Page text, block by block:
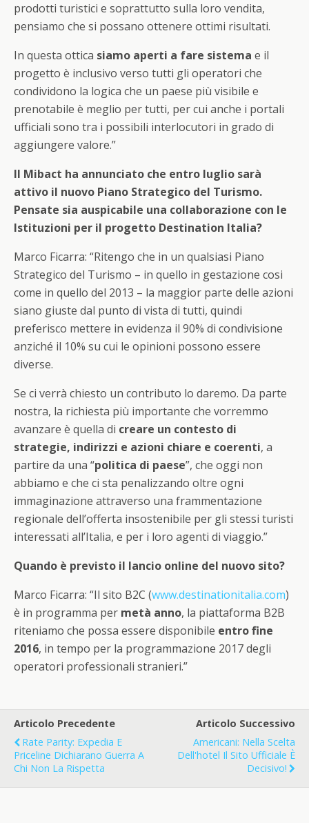
prodotti turistici e soprattutto sulla loro vendita,
pensiamo che si possano ottenere ottimi risultati.
In questa ottica siamo aperti a fare sistema e il
progetto è inclusivo verso tutti gli operatori che
condividono la logica che un paese più visibile e
prenotabile è meglio per tutti, per cui anche i portali
ufficiali sono tra i possibili interlocutori in grado di
aggiungere valore.”
Il Mibact ha annunciato che entro luglio sarà
attivo il nuovo Piano Strategico del Turismo.
Pensate sia auspicabile una collaborazione con le
Istituzioni per il progetto Destination Italia?
Marco Ficarra: “Ritengo che in un qualsiasi Piano
Strategico del Turismo – in quello in gestazione cosi
come in quello del 2013 – la maggior parte delle azioni
siano giuste dal punto di vista di tutti, quindi
preferisco mettere in evidenza il 90% di condivisione
anziché il 10% su cui le opinioni possono essere
diverse.
Se ci verrà chiesto un contributo lo daremo. Da parte
nostra, la richiesta più importante che vorremmo
avanzare è quella di creare un contesto di
strategie, indirizzi e azioni chiare e coerenti, a
partire da una “politica di paese”, che oggi non
abbiamo e che ci sta penalizzando oltre ogni
immaginazione attraverso una frammentazione
regionale dell’offerta insostenibile per gli stessi turisti
interessati all’Italia, e per i loro agenti di viaggio.”
Quando è previsto il lancio online del nuovo sito?
Marco Ficarra: “Il sito B2C (www.destinationitalia.com)
è in programma per metà anno, la piattaforma B2B
riteniamo che possa essere disponibile entro fine
2016, in tempo per la programmazione 2017 degli
operatori professionali stranieri.”
Articolo Precedente
Rate Parity: Expedia E
Priceline Dichiarano Guerra A
Chi Non La Rispetta
Articolo Successivo
Americani: Nella Scelta
Dell'hotel Il Sito Ufficiale È
Decisivo!